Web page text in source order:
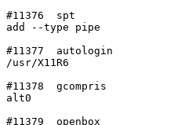
#11376	spt             	enhancement	-
add --type pipe
#11377	autologin       	normal  	-
/usr/X11R6
#11378	gcompris        	normal  	-
alt0
#11379	openbox         	normal  	-